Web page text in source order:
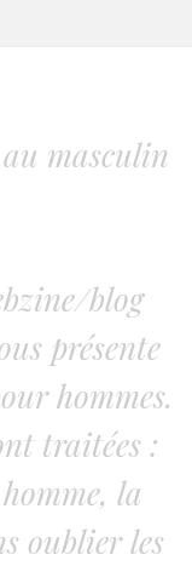
masculin
blog
présente
hommes.
traitées :
la
oublier les